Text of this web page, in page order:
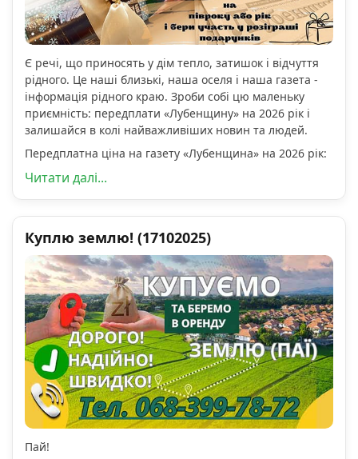
Є речі, що приносять у дім тепло, затишок і відчуття
рідного. Це наші близькі, наша оселя і наша газета -
інформація рідного краю. Зроби собі цю маленьку
приємність: передплати «Лубенщину» на 2026 рік і
залишайся в колі найважливіших новин та людей.
Передплатна ціна на газету «Лубенщина» на 2026 рік:
Читати далі...
Куплю землю! (17102025)
Пай!